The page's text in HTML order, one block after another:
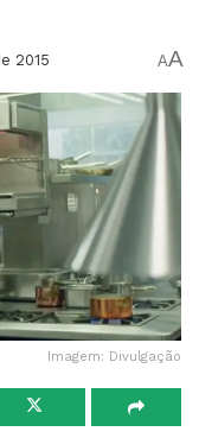
2015 AA
Imagem: Divulgação